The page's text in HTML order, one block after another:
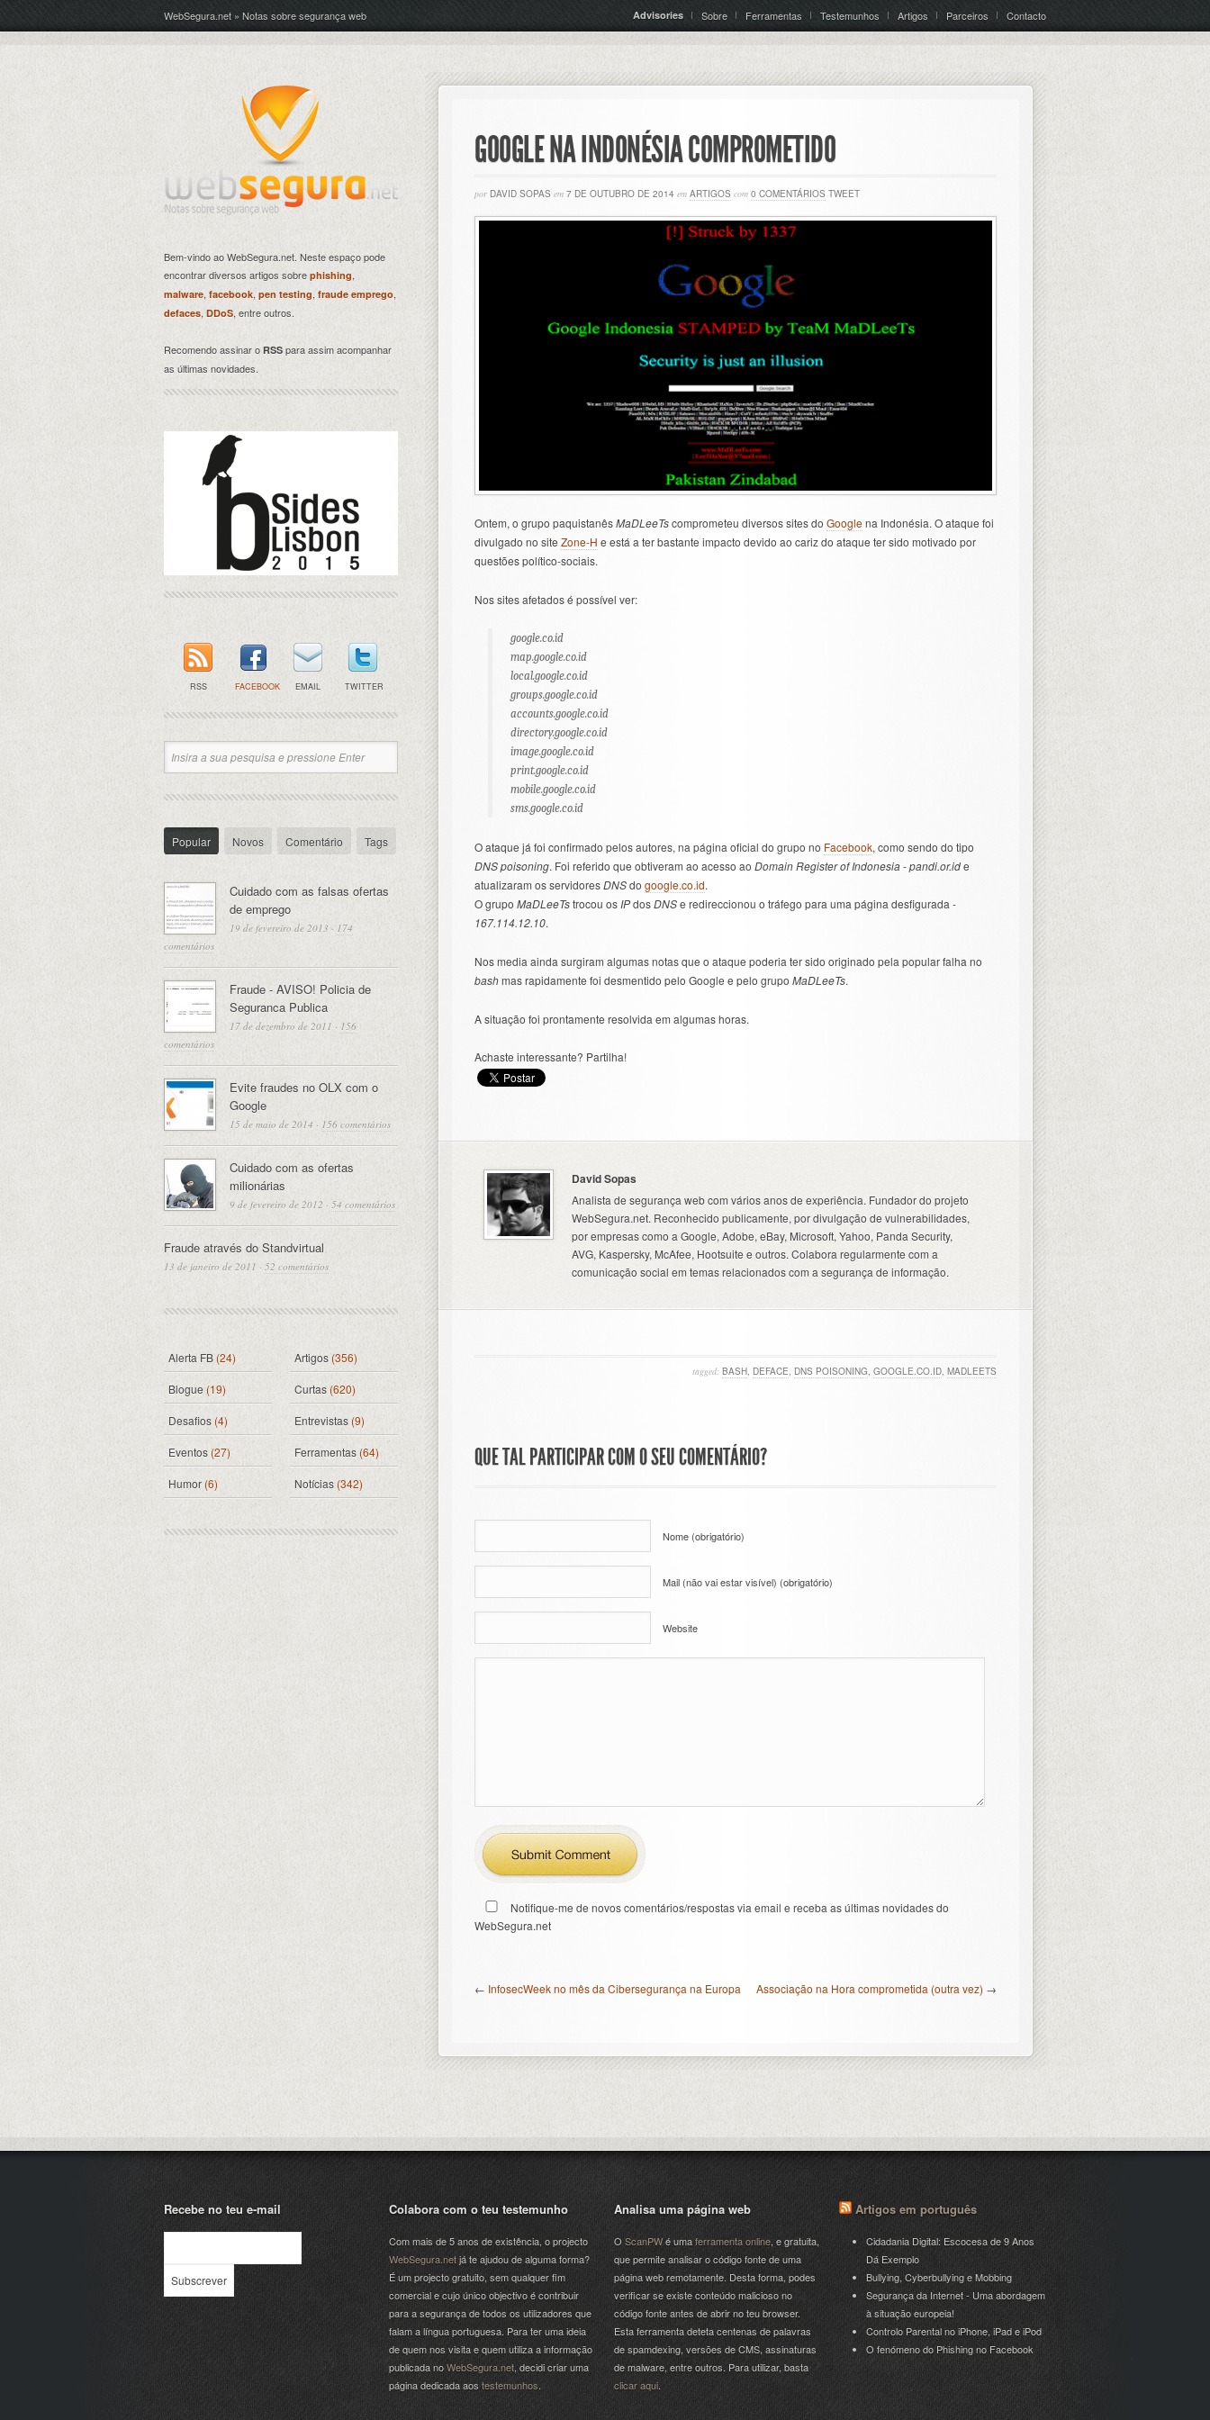
WebSegura.net » Notas sobre segurança web Advisories Sobre Ferramentas Testemunhos Artigos Parceiros Contacto
GOOGLE NA INDONÉSIA COMPROMETIDO
por DAVID SOPAS em 7 DE OUTUBRO DE 2014 em ARTIGOS com 0 COMENTÁRIOS TWEET
Ontem, o grupo paquistanêsMaDLeeTscomprometeu diversos sites do Googlena Indonésia. O ataque foi
divulgado no site Zone-H e está a ter bastante impacto devido ao cariz do ataque ter sido motivado por
questões político-sociais.
Nos sites afetados é possível ver:
google.co.id
map.google.co.id
local.google.co.id
groups.google.co.id
accounts.google.co.id
directory.google.co.id
image.google.co.id
print.google.co.id
mobile.google.co.id
sms.google.co.id
O ataque já foi confirmado pelos autores, na página oficial do grupo no Facebook, como sendo do tipo
DNS poisoning. Foi referido que obtiveram ao acesso ao Domain Register of Indonesia-pandi.or.ide
atualizaram os servidoresDNSdo google.co.id.
O grupo MaDLeeTstrocou os IPdosDNSe redireccionou o tráfego para uma página desfigurada -
167.114.12.10.
Nos media ainda surgiram algumas notas que o ataque poderia ter sido originado pela popular falha no
bashmas rapidamente foi desmentido pelo Google e pelo grupo MaDLeeTs.
A situação foi prontamente resolvida em algumas horas.
Achaste interessante? Partilha!
David Sopas
Analista de segurança web com vários anos de experiência. Fundador do projeto
WebSegura.net. Reconhecido publicamente, por divulgação de vulnerabilidades,
por empresas como a Google, Adobe, eBay, Microsoft, Yahoo, Panda Security,
AVG, Kaspersky, McAfee, Hootsuite e outros. Colabora regularmente com a
comunicação social em temas relacionados com a segurança de informação.
tagged: BASH, DEFACE, DNS POISONING, GOOGLE.CO.ID, MADLEETS
QUE TAL PARTICIPAR COM O SEU COMENTÁRIO?
Nome (obrigatório)
Mail (não vai estar visível) (obrigatório)
Website
Notifique-me de novos comentários/respostas via email e receba as últimas novidades do
WebSegura.net
← InfosecWeek no mês da Cibersegurança na Europa Associação na Hora comprometida (outra vez) →
Bem-vindo ao WebSegura.net. Neste espaço pode
encontrar diversos artigos sobre phishing,
malware, facebook, pen testing, fraude emprego,
defaces DDoS, entre outros.
Recomendo assinar o RSS para assim acompanhar
as últimas novidades.
RSS FACEBOOK EMAIL TWITTER
Popular Novos Comentário Tags
Cuidado com as falsas ofertas
de emprego
19 de fevereiro de 2013 · 174
comentários
Fraude - AVISO! Policia de
Seguranca Publica
17 de dezembro de 2011 · 156
comentários
Evite fraudes no OLX com o
Google
15 de maio de 2014 · 156 comentários
Cuidado com as ofertas
milionárias
9 de fevereiro de 2012 · 54 comentários
Fraude através do Standvirtual
13 de janeiro de 2011 · 52 comentários
Alerta FB(24) Artigos(356)
Blogue(19) Curtas (620)
Desafios (4) Entrevistas (9)
Eventos (27) Ferramentas(64)
Humor(6) Notícias (342)
Recebe no teu e-mail Colabora com o teu testemunho
Com mais de 5 anos de existência, o projecto
WebSegura.netjá te ajudou de alguma forma?
É um projecto gratuito, sem qualquer fim
comercial e cujo único objectivo é contribuir
para a segurança de todos os utilizadores que
falam a língua portuguesa. Para ter uma ideia
de quem nos visita e quem utiliza a informação
publicada noWebSegura.net , decidi criar uma
página dedicada aos testemunhos
Analisa uma página web
OScanPWé umaferramenta online, e gratuita,
que permite analisar o código fonte de uma
página web remotamente. Desta forma, podes
verificar se existe conteúdo malicioso no
código fonte antes de abrir no teu browser.
Esta ferramenta deteta centenas de palavras
de spamdexing, versões de CMS, assinaturas
de malware, entre outros. Para utilizar, basta
clicar aqui.
Artigos em português
Cidadania Digital: Escocesa de 9 Anos
Dá Exemplo
Bullying, Cyberbullying e Mobbing
Segurança da Internet - Uma abordagem
à situação europeia!
Controlo Parental no iPhone, iPad e iPod
O fenómeno do Phishing no Facebook